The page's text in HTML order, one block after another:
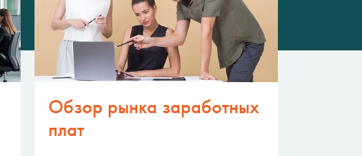
Обзор рынка заработных
плат